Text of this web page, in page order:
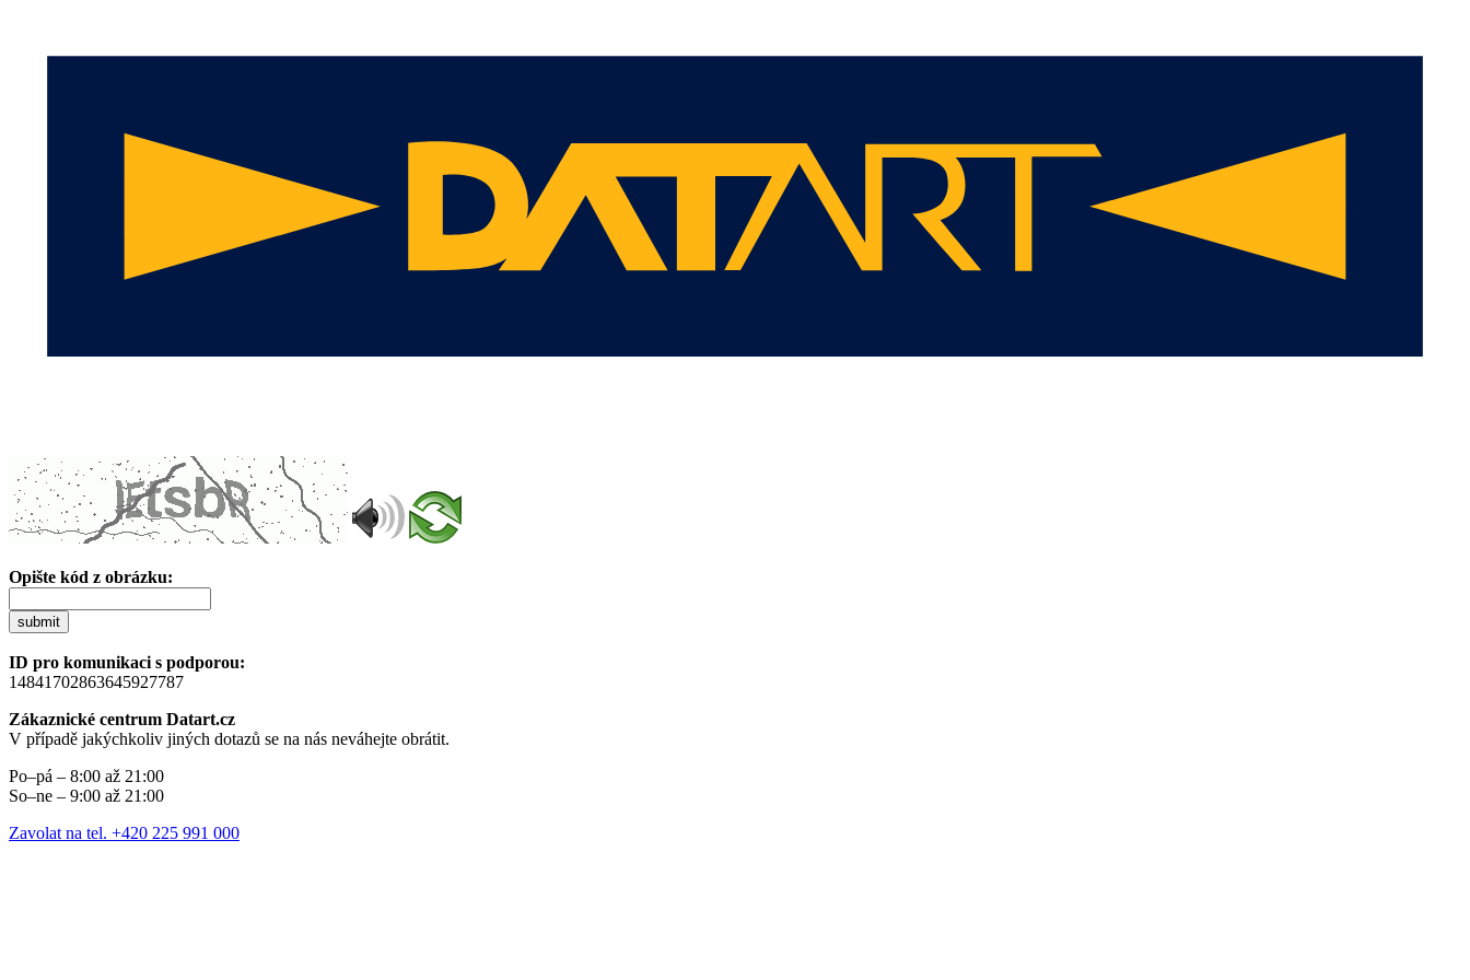
Opište kód z obrázku:
submit
ID pro komunikaci s podporou:
14841702863645927787
Zákaznické centrum Datart.cz
V případě jakýchkoliv jiných dotazů se na nás neváhejte obrátit.
Po–pá – 8:00 až 21:00
So–ne – 9:00 až 21:00
Zavolat na tel. +420 225 991 000